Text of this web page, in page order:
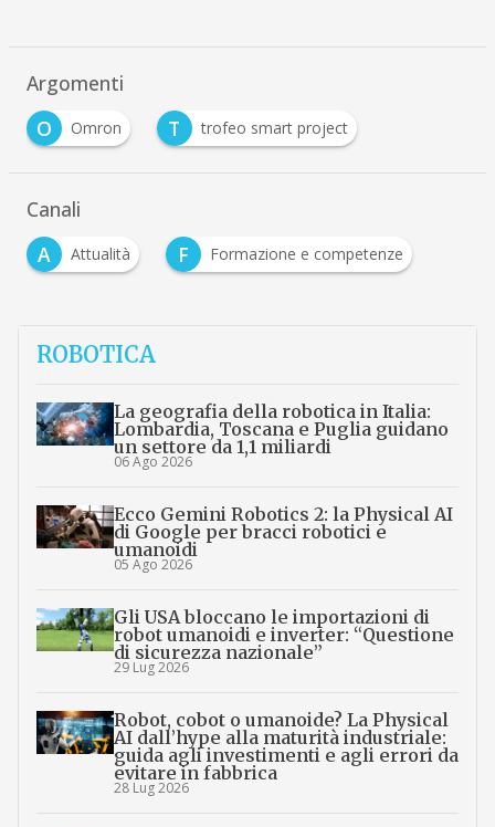
Argomenti
O
Omron T trofeo smart project
Canali
A
Attualità F Formazione e competenze
ROBOTICA
La geografia della robotica in Italia:
Lombardia, Toscana e Puglia guidano
un settore da 1,1 miliardi
06 Ago 2026
Ecco Gemini Robotics 2: la Physical AI
di Google per bracci robotici e
umanoidi
05 Ago 2026
Gli USA bloccano le importazioni di
robot umanoidi e inverter: “Questione
di sicurezza nazionale”
29 Lug 2026
Robot, cobot o umanoide? La Physical
AI dall’hype alla maturità industriale:
guida agli investimenti e agli errori da
evitare in fabbrica
28 Lug 2026